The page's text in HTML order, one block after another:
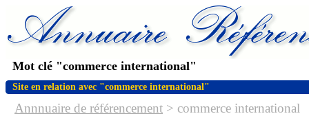
Mot clé "commerce international"
Site en relation avec "commerce international"
Annnuaire de référencement > commerce international